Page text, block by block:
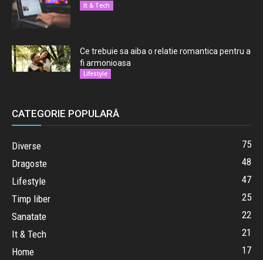
It & Tech
Ce trebuie sa aiba o relatie romantica pentru a
fi armonioasa
Lifestyle
CATEGORIE POPULARĂ
Diverse
75
Dragoste
48
Lifestyle
47
Timp liber
25
Sanatate
22
It & Tech
21
Home
17